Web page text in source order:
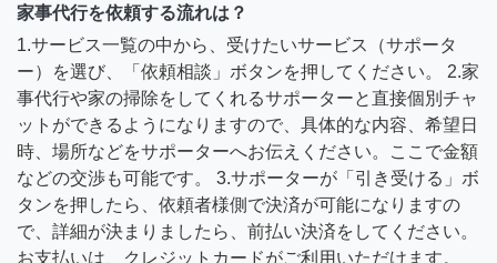
家事代行を依頼する流れは？
1.サービス一覧の中から、受けたいサービス（サポータ
ー）を選び、「依頼相談」ボタンを押してください。 2.家
事代行や家の掃除をしてくれるサポーターと直接個別チャ
ットができるようになりますので、具体的な内容、希望日
時、場所などをサポーターへお伝えください。ここで金額
などの交渉も可能です。 3.サポーターが「引き受ける」ボ
タンを押したら、依頼者様側で決済が可能になりますの
で、詳細が決まりましたら、前払い決済をしてください。
お支払いは、クレジットカードがご利用いただけます。